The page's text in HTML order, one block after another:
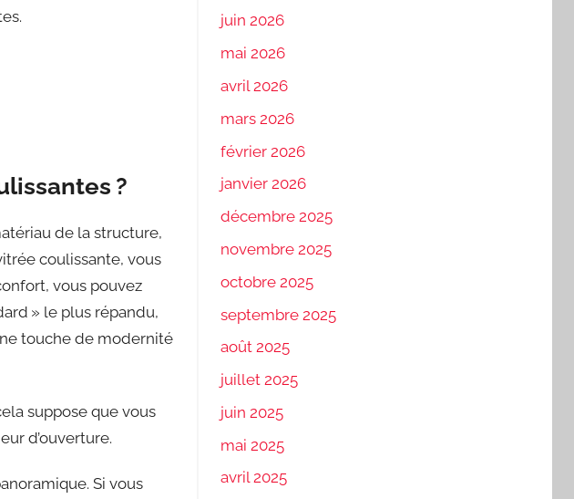
?
de la structure,
coulissante, vous
vous pouvez
» le plus répandu,
touche de modernité
suppose que vous
d’ouverture.
Si vous
juin 2026
mai 2026
avril 2026
mars 2026
février 2026
janvier 2026
décembre 2025
novembre 2025
octobre 2025
septembre 2025
août 2025
juillet 2025
juin 2025
mai 2025
avril 2025